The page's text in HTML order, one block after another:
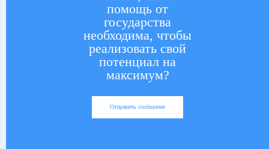
помощь от
государства
необходима, чтобы
реализовать свой
потенциал на
максимум?
Отправить сообщение